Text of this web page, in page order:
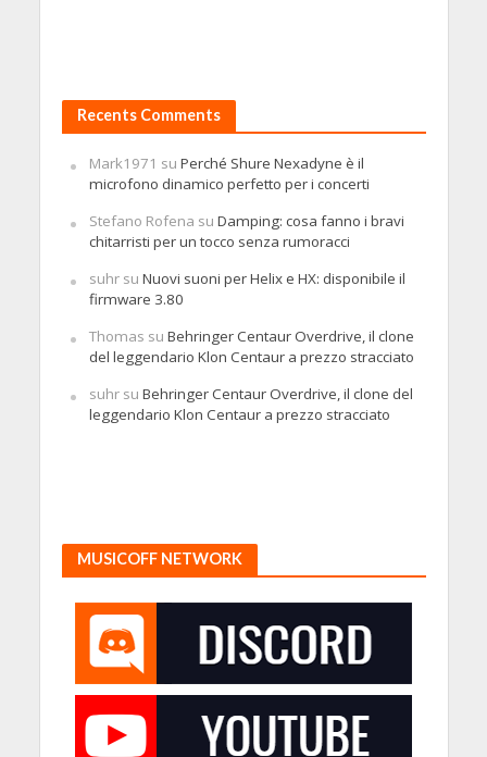
Recents Comments
Mark1971 su Perché Shure Nexadyne è il
microfono dinamico perfetto per i concerti
Stefano Rofena su Damping: cosa fanno i bravi
chitarristi per un tocco senza rumoracci
suhrsu Nuovi suoni per Helix e HX: disponibile il
firmware 3.80
Thomas su Behringer Centaur Overdrive, il clone
del leggendario Klon Centaur a prezzo stracciato
suhrsu Behringer Centaur Overdrive, il clone del
leggendario Klon Centaur a prezzo stracciato
MUSICOFF NETWORK